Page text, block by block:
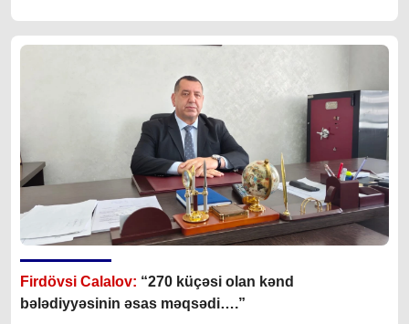
Firdövsi Calalov: “270 küçəsi olan kənd
bələdiyyəsinin əsas məqsədi….”